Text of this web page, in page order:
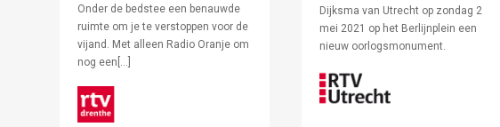
Onder de bedstee een benauwde
ruimte om je te verstoppen voor de
vijand. Met alleen Radio Oranje om
nog een[…]
Dijksma van Utrecht op zondag 2
mei 2021 op het Berlijnplein een
nieuw oorlogsmonument.